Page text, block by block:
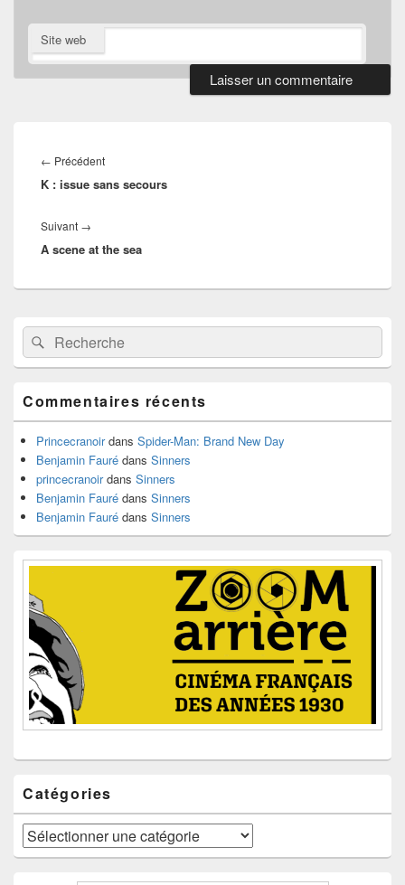
Site web
de
l’article
← PrécédentArticle
précédent :
K : issue sans secours
Suivant →
suivant :
A scene at the sea
Zone
principale
de
widget
barre
latérale
Recherche :Rechercher
Commentaires récents
Princecranoirdans Spider-Man: Brand New Day
Benjamin Fauré dans Sinners
princecranoirdans Sinners
Benjamin Fauré dans Sinners
Benjamin Fauré dans Sinners
Catégories
Catégories